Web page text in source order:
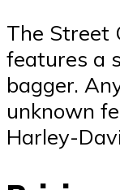
The Street
features a
bagger.
unknown
Harley-